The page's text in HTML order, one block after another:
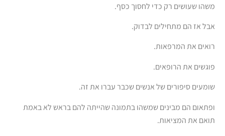
משהו שעושים רק כדי לחסוך כסף.
אבל אז הם מתחילים לבדוק.
רואים את המרפאות.
פוגשים את הרופאים.
שומעים סיפורים של אנשים שכבר עברו את זה.
ופתאום הם מבינים שמשהו בתמונה שהייתה להם בראש לא באמת
תואם את המציאות.